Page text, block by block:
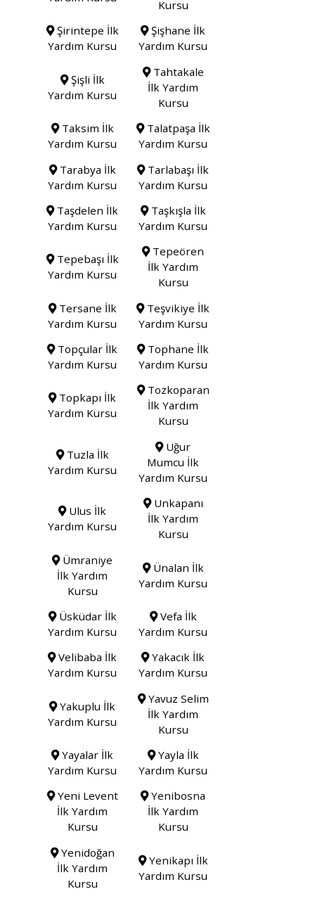
Kursu
Şirintepe İlk
Yardım Kursu
Şişhane İlk
Yardım Kursu
Şişli İlk
Yardım Kursu
Tahtakale
İlk Yardım
Kursu
Taksim İlk
Yardım Kursu
Talatpaşa İlk
Yardım Kursu
Tarabya İlk
Yardım Kursu
Tarlabaşı İlk
Yardım Kursu
Taşdelen İlk
Yardım Kursu
Taşkışla İlk
Yardım Kursu
Tepebaşı İlk
Yardım Kursu
Tepeören
İlk Yardım
Kursu
Tersane İlk
Yardım Kursu
Teşvikiye İlk
Yardım Kursu
Topçular İlk
Yardım Kursu
Tophane İlk
Yardım Kursu
Topkapı İlk
Yardım Kursu
Tozkoparan
İlk Yardım
Kursu
Tuzla İlk
Yardım Kursu
Uğur
Mumcu İlk
Yardım Kursu
Ulus İlk
Yardım Kursu
Unkapanı
İlk Yardım
Kursu
Ümraniye
İlk Yardım
Kursu
Ünalan İlk
Yardım Kursu
Üsküdar İlk
Yardım Kursu
Vefa İlk
Yardım Kursu
Velibaba İlk
Yardım Kursu
Yakacık İlk
Yardım Kursu
Yakuplu İlk
Yardım Kursu
Yavuz Selim
İlk Yardım
Kursu
Yayalar İlk
Yardım Kursu
Yayla İlk
Yardım Kursu
Yeni Levent
İlk Yardım
Kursu
Yenibosna
İlk Yardım
Kursu
Yenidoğan
İlk Yardım
Kursu
Yenikapı İlk
Yardım Kursu